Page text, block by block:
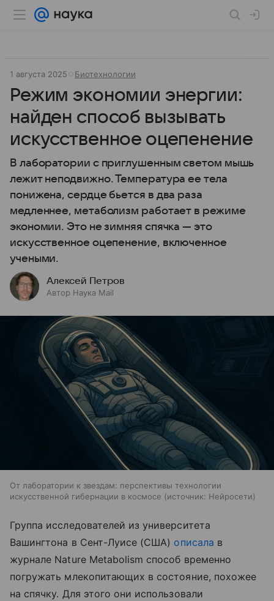
1 августа 2025 Биотехнологии
Режим экономии энергии:
найден способ вызывать
искусственное оцепенение
В лаборатории с приглушенным светом мышь
лежит неподвижно. Температура ее тела
понижена, сердце бьется в два раза
медленнее, метаболизм работает в режиме
экономии. Это не зимняя спячка — это
искусственное оцепенение, включенное
учеными.
Алексей Петров
Автор Наука Mail
От лаборатории к звездам: перспективы технологии
искусственной гибернации в космосе
источник: Нейросети
Группа исследователей из университета
Вашингтона в Сент-Луисе (США) описала в
журнале Nature Metabolism способ временно
погружать млекопитающих в состояние, похожее
на спячку. Для этого они использовали